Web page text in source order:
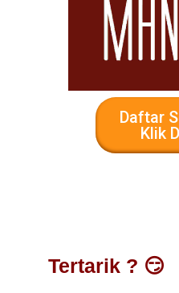
Daftar
Klik
Tertarik ? 😏